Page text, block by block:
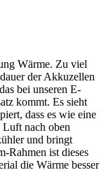
Wärme. Zu viel
der Akkuzellen
bei unseren E-
kommt. Es sieht
dass es wie eine
nach oben
und bringt
Rahmen ist dieses
die Wärme besser